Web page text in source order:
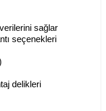
sağlar
seçenekleri
delikleri